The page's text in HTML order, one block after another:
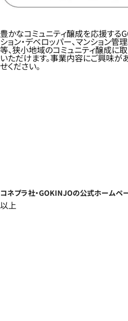
豊かなコミュニティ醸成を応援する
ション・デベロッパー、マンション
等、狭小地域のコミュニティ醸成に
いただけます。事業内容にご興味が
せください。
コネプラ社・GOKINJOの公式ホームペ
以上